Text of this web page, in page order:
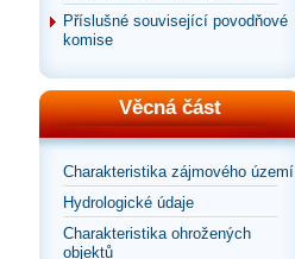
Příslušné související povodňové
komise
Věcná část
Charakteristika zájmového území
Hydrologické údaje
Charakteristika ohrožených
objektů